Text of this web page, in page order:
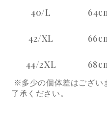
40/L
42/XL
44/2XL
※多少の個体差はござい
了承ください。